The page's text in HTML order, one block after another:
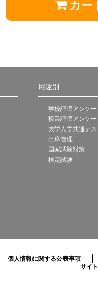
カー
用途別
学校評価アンケー
授業評価アンケー
大学入学共通テ
出席管理
国家試験対策
検定試験
個人情報に関する公表事項
サイ